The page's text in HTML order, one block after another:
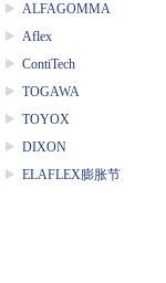
ALFAGOMMA
Aflex
ContiTech
TOGAWA
TOYOX
DIXON
ELAFLEX膨胀节